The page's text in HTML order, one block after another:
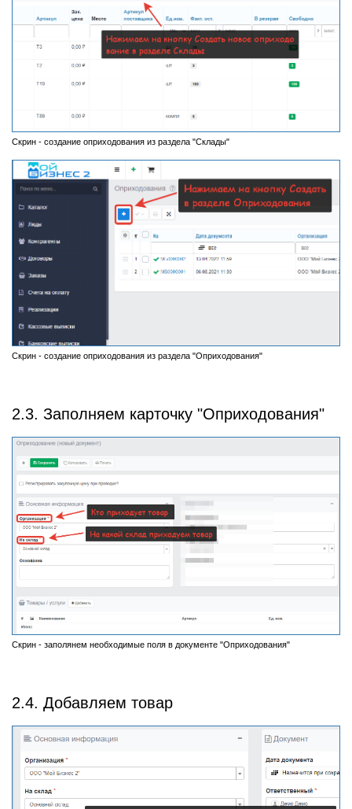
Скрин - создание оприходования из раздела "Склады"
Скрин - создание оприходования из раздела "Оприходования"
2.3. Заполняем карточку "Оприходования"
Скрин - заполянем необходимые поля в документе "Оприходования"
2.4. Добавляем товар